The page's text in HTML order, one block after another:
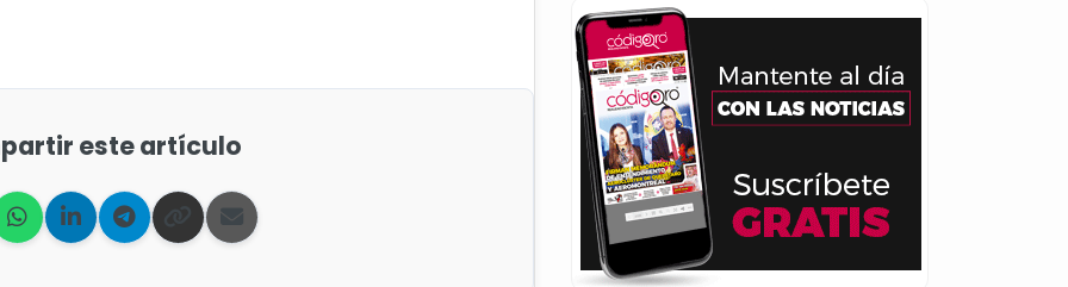
este artículo